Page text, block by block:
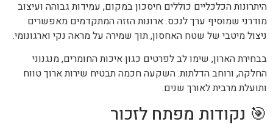
היתרונות הכלכליים כוללים חיסכון במקום, עמידות גבוהה ועיצוב
מודרני שמוסיף ערך לנכס. ארונות הזזה המתקדמים מאפשרים
ניצול מיטבי של שטח האחסון, תוך שמירה על מראה נקי וארגונומי.
בבחירת הארון, שימו לב לפרטים כגון איכות החומרים, מנגנוני
החלקה, ורוחב הדלתות. השקעה חכמה תבטיח שירות ארוך טווח
ותועלת מרבית לאורך שנים.
🎯 נקודות מפתח לזכור